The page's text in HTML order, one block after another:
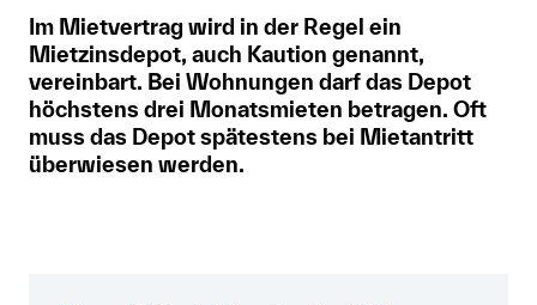
Hilfe von Fachleuten
Politik & Positionen
Über uns
Im Mietvertrag wird in der Regel ein
Mietzinsdepot, auch Kaution genannt,
vereinbart. Bei Wohnungen darf das Depot
höchstens drei Monatsmieten betragen. Oft
muss das Depot spätestens bei Mietantritt
überwiesen werden.